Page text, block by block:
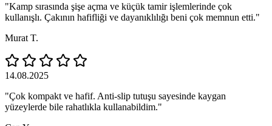
"Kamp sırasında şişe açma ve küçük tamir işlemlerinde çok
kullanışlı. Çakının hafifliği ve dayanıklılığı beni çok memnun etti."
Murat T.
14.08.2025
"Çok kompakt ve hafif. Anti‑slip tutuşu sayesinde kaygan
yüzeylerde bile rahatlıkla kullanabildim."